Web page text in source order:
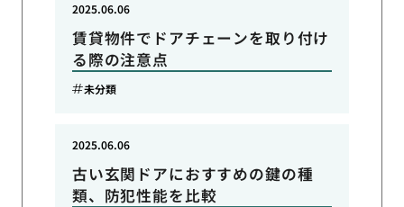
賃貸物件でドアチェーンを取り付け
る際の注意点
2025.06.06
未分類
古い玄関ドアにおすすめの鍵の種
類、防犯性能を比較
2025.06.06